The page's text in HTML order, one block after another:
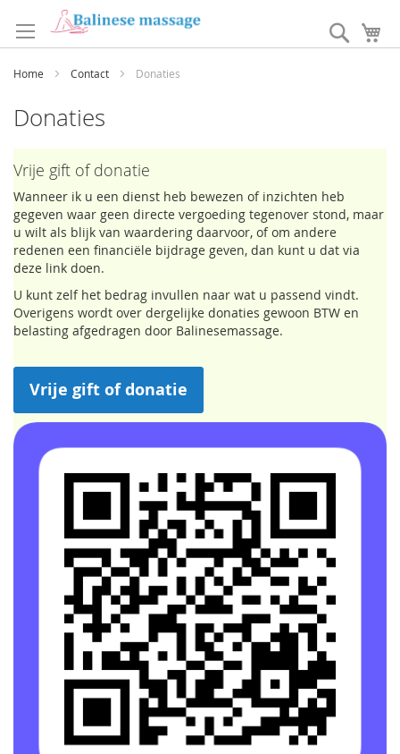
naar
de
Search
Home Contact Donaties
Donaties
Vrije gift of donatie
Wanneer ik u een dienst heb bewezen of inzichten heb
gegeven waar geen directe vergoeding tegenover stond, maar
u wilt als blijk van waardering daarvoor, of om andere
redenen een financiële bijdrage geven, dan kunt u dat via
deze link doen.
U kunt zelf het bedrag invullen naar wat u passend vindt.
Overigens wordt over dergelijke donaties gewoon BTW en
belasting afgedragen door Balinesemassage.
Vrije gift of donatie